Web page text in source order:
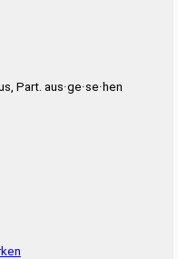
Part. aus·ge·se·hen